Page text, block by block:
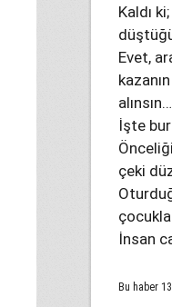
Kaldı
Evet,
alınsın…
İşte
çeki
İnsan
Bu haber